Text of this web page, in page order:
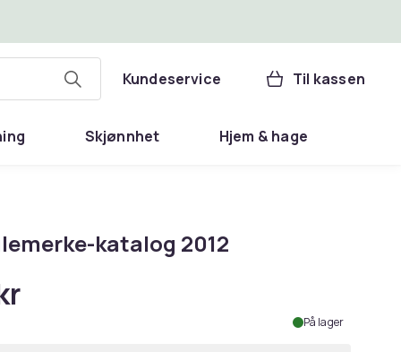
Kundeservice Til kassen
Skjønnhet Hjem & hage
katalog 2012
På lager